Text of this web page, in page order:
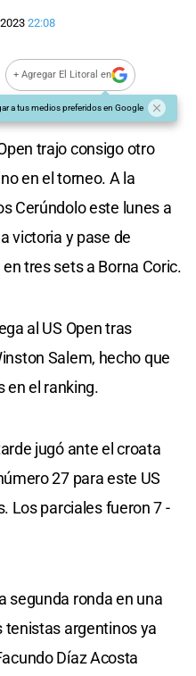
22:08
+ Agregar El Litoral en
a tus medios preferidos en Google
trajo consigo otro
en el torneo. A la
Cerúndolo este lunes a
victoria y pase de
tres sets a Borna Coric.
al US Open tras
Salem, hecho que
en el ranking.
jugó ante el croata
27 para este US
Los parciales fueron 7 -
segunda ronda en una
tenistas argentinos ya
Díaz Acosta